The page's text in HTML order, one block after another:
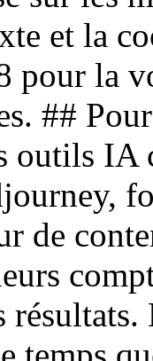
et la
pour la
##
outils
de